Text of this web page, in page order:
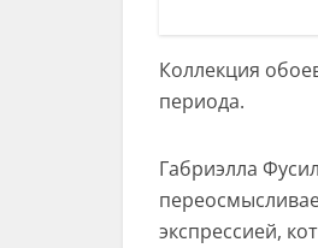
Коллекция
периода.
Габриэлла
экспрессией,